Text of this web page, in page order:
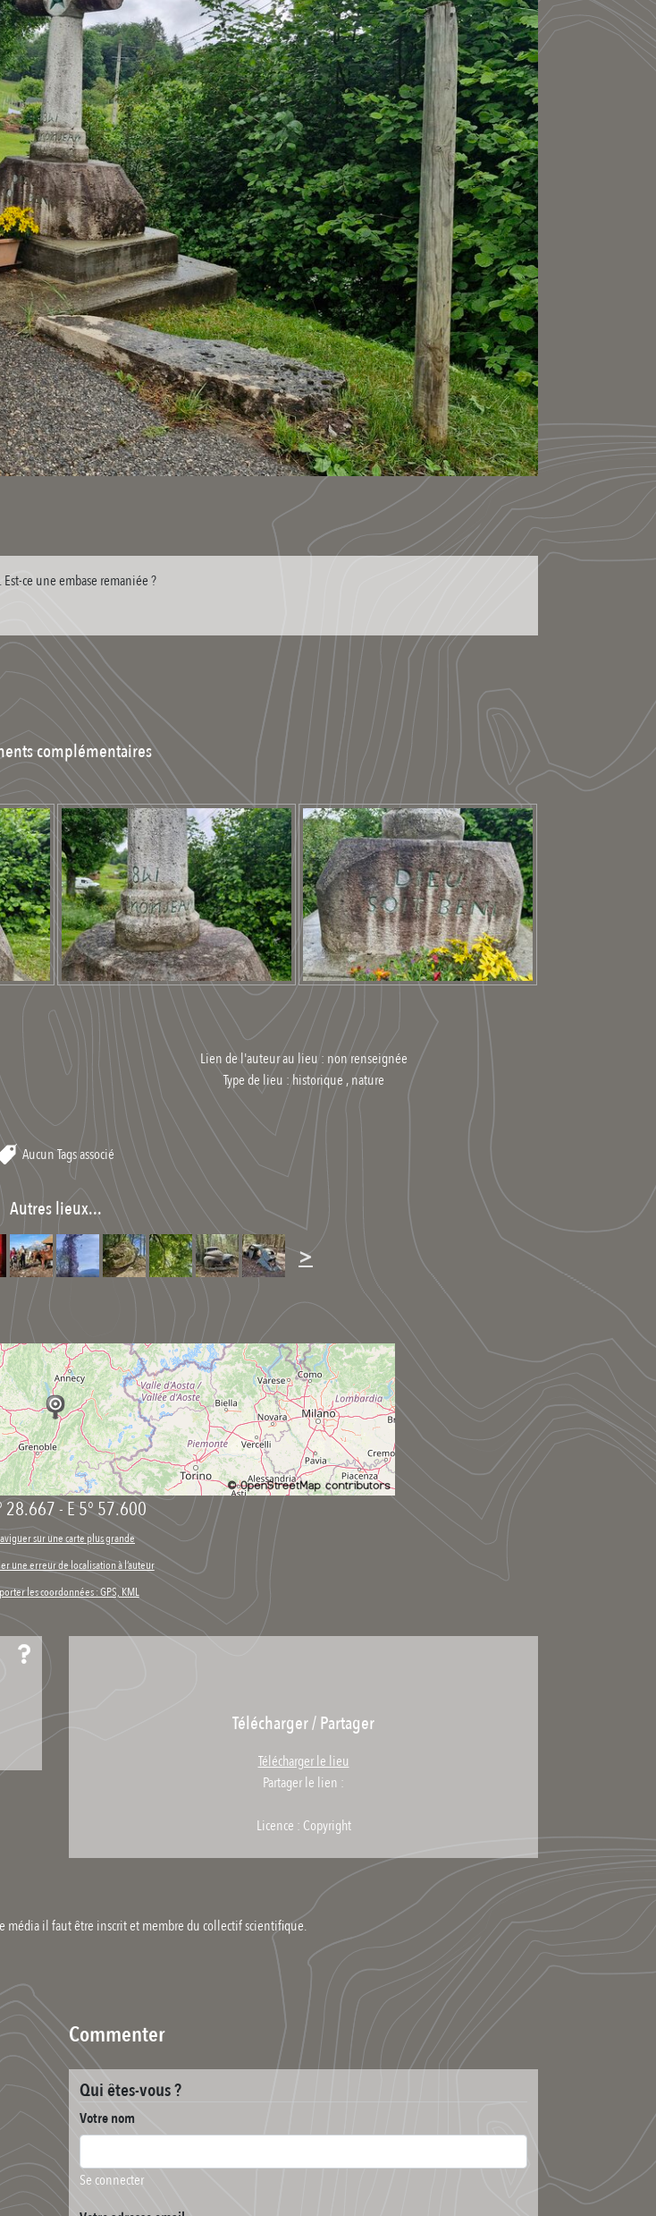
ce une embase remaniée ?
complémentaires
Lien de l'auteur au lieu : non renseignée
Type de lieu :historique , nature
Aucun Tags associé
Autres lieux...
>
28.667-E 5° 57.600
sur une carte plus grande
une erreur de localisation à l’auteur
les coordonnées : GPS, KML
Télécharger / Partager
Télécharger le lieu
Partager le lien :
Licence : Copyright
média il faut être inscrit et membre du collectif scientifique.
Commenter
Qui êtes-vous ?
Votre nom
Se connecter